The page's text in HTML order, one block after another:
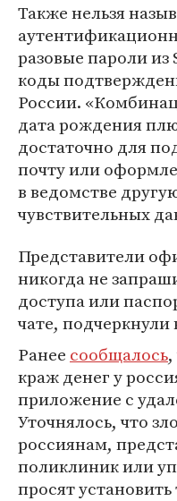
Также нельзя
разовые пароли из
коды
России.
дата рождения
достаточно для
почту или
в ведомстве
чувствительных
Представители
никогда не
доступа или
чате, подчеркнули
Ранее сообщалось
краж денег у
приложение с
Уточнялось, что
россиянам,
поликлиник или
просят